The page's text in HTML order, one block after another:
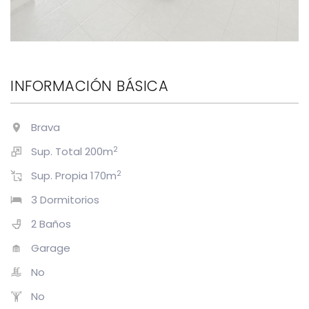
INFORMACIÓN BÁSICA
Brava
Sup. Total 200m2
Sup. Propia 170m2
3 Dormitorios
2 Baños
Garage
No
No